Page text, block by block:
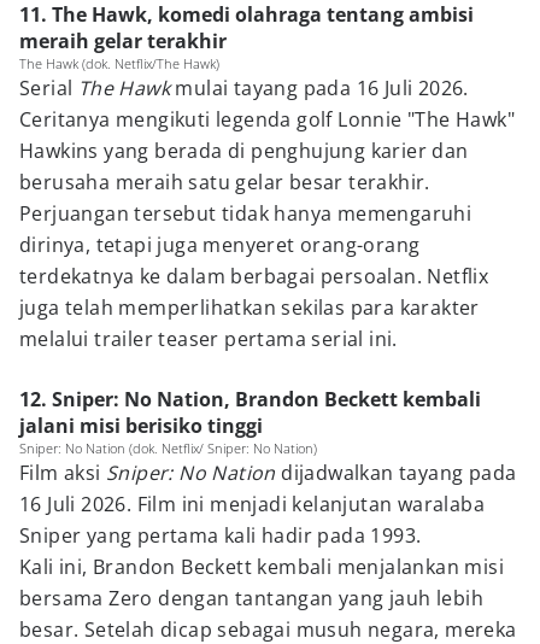
11. The Hawk, komedi olahraga tentang ambisi
meraih gelar terakhir
The Hawk (dok. Netflix/The Hawk)
Serial The Hawkmulai tayang pada 16 Juli 2026.
Ceritanya mengikuti legenda golf Lonnie "The Hawk"
Hawkins yang berada di penghujung karier dan
berusaha meraih satu gelar besar terakhir.
Perjuangan tersebut tidak hanya memengaruhi
dirinya, tetapi juga menyeret orang-orang
terdekatnya ke dalam berbagai persoalan. Netflix
juga telah memperlihatkan sekilas para karakter
melalui trailer teaser pertama serial ini.
12. Sniper: No Nation, Brandon Beckett kembali
jalani misi berisiko tinggi
Sniper: No Nation (dok. Netflix/ Sniper: No Nation)
Film aksi Sniper: No Nation dijadwalkan tayang pada
16 Juli 2026. Film ini menjadi kelanjutan waralaba
Sniper yang pertama kali hadir pada 1993.
Kali ini, Brandon Beckett kembali menjalankan misi
bersama Zero dengan tantangan yang jauh lebih
besar. Setelah dicap sebagai musuh negara, mereka